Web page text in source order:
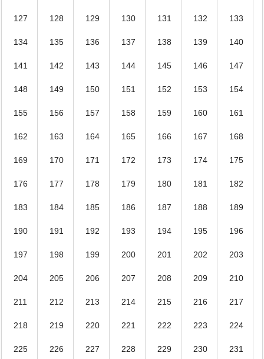
127 128 129 130 131 132 133
134 135 136 137 138 139 140
141 142 143 144 145 146 147
148 149 150 151 152 153 154
155 156 157 158 159 160 161
162 163 164 165 166 167 168
169 170 171 172 173 174 175
176 177 178 179 180 181 182
183 184 185 186 187 188 189
190 191 192 193 194 195 196
197 198 199 200 201 202 203
204 205 206 207 208 209 210
211 212 213 214 215 216 217
218 219 220 221 222 223 224
225 226 227 228 229 230 231